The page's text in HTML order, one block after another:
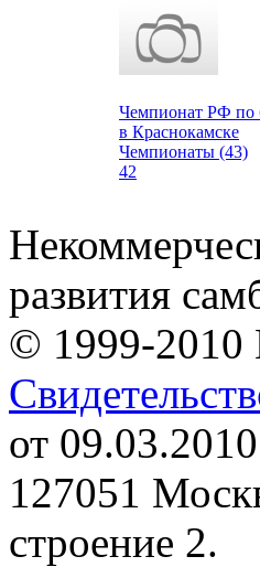
Чемпионат РФ по
в Краснокамске
Чемпионаты (43)
42
развития
© 1999-2010
от
127051
строение 2.